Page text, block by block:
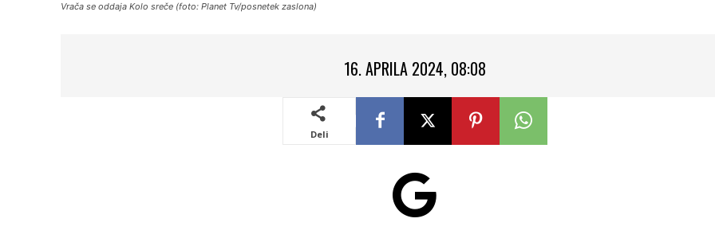
Vrača se oddaja Kolo sreče (foto: Planet Tv/posnetek zaslona)
16. APRILA 2024, 08:08
Deli